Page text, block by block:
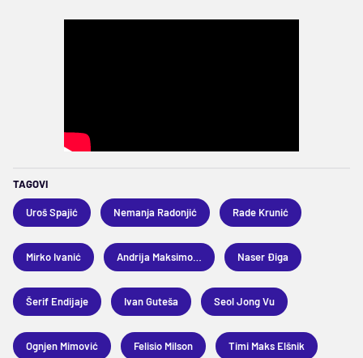
TAGOVI
Uroš Spajić Nemanja Radonjić Rade Krunić
Mirko Ivanić Naser Điga
Šerif Endijaje Ivan Guteša Seol Jong Vu
Ognjen Mimović Felisio Milson Timi Maks Elšnik